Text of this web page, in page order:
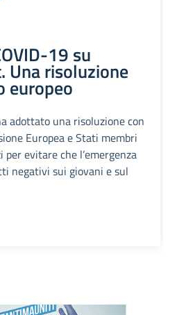
19 su
Una risoluzione
europeo
adottato una risoluzione con
Europea e Stati membri
evitare che l’emergenza
negativi sui giovani e sul